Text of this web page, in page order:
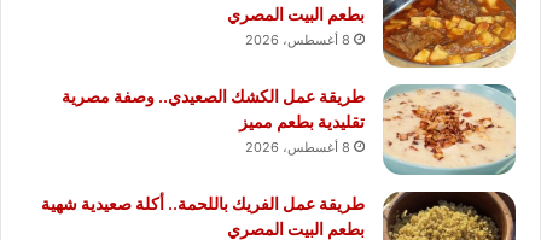
بطعم البيت المصري
8 أغسطس، 2026
طريقة عمل الكشك الصعيدي.. وصفة مصرية
تقليدية بطعم مميز
8 أغسطس، 2026
طريقة عمل الفريك باللحمة.. أكلة صعيدية شهية
بطعم البيت المصري